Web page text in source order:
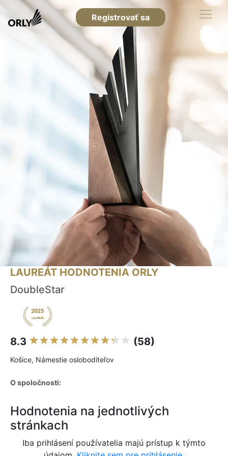
Registrovať sa
LAUREÁT HODNOTENIA ORLY
DoubleStar
8.3 (58)
Košice, Námestie osloboditeľov
O spoločnosti:
Hodnotenia na jednotlivých
stránkach
Iba prihlásení používatelia majú prístup k týmto